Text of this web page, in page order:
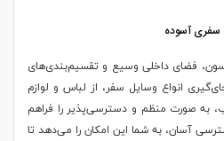
سفری آسوده
فضای داخلی وسیع و تقسیم‌بندی‌های
انواع وسایل سفر، از لباس و لوازم
به صورت منظم و دسترسی‌پذیر را فراهم
آسان، به شما این امکان را می‌دهد تا